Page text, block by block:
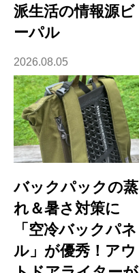
派生活の情報源ビ
ーパル
2026.08.05
バックパックの蒸
れ＆暑さ対策に
「空冷バックパネ
ル」が優秀！アウ